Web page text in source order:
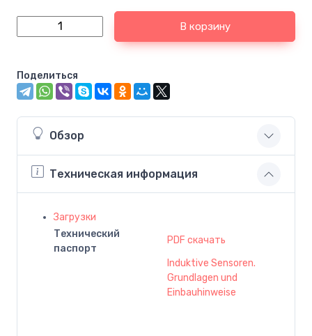
В корзину
Поделиться
Обзор
Техническая информация
Загрузки
Технический
паспорт
PDF скачать
Induktive Sensoren.
Grundlagen und
Einbauhinweise